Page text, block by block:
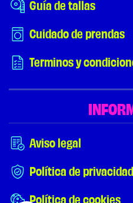
Guía de tallas
Cuidado de prendas
Terminos y
Aviso legal
Política de privacidad
Política de cookies